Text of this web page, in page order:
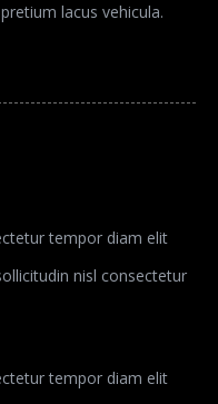
lacus vehicula.
tempor diam elit
nisl consectetur
tempor diam elit